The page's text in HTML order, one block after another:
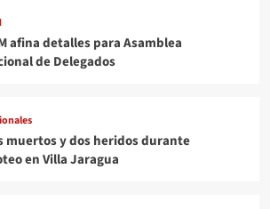
afina detalles para Asamblea
de Delegados
muertos y dos heridos durante
en Villa Jaragua